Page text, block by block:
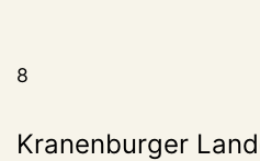
8
Kranenburger